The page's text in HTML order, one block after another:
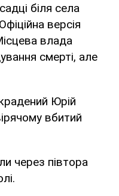
біля села
версія
влада
смерті, але
Юрій
вбитий
через півтора